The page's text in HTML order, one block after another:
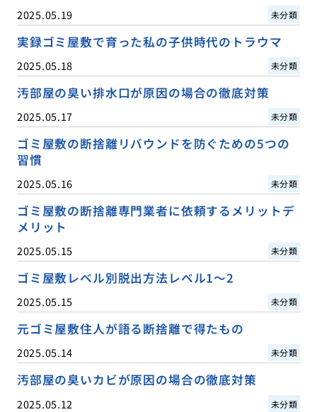
2025.05.19 未分類
実録ゴミ屋敷で育った私の子供時代のトラウマ
2025.05.18 未分類
汚部屋の臭い排水口が原因の場合の徹底対策
2025.05.17 未分類
ゴミ屋敷の断捨離リバウンドを防ぐための5つの
習慣
2025.05.16 未分類
ゴミ屋敷の断捨離専門業者に依頼するメリットデ
メリット
2025.05.15 未分類
ゴミ屋敷レベル別脱出方法レベル1〜2
2025.05.15 未分類
元ゴミ屋敷住人が語る断捨離で得たもの
2025.05.14 未分類
汚部屋の臭いカビが原因の場合の徹底対策
2025.05.12 未分類